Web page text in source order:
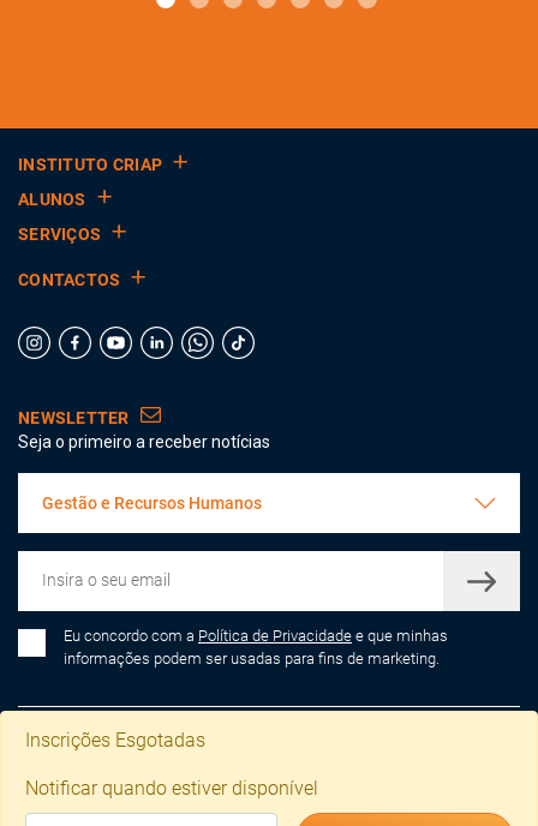
Inscrições Esgotadas
Notificar quando estiver disponível
INSTITUTO CRIAP
ALUNOS
SERVIÇOS
CONTACTOS
NEWSLETTER
Seja o primeiro a receber notícias
Gestão e Recursos Humanos
Eu concordo com a Política de Privacidade e que minhas
informações podem ser usadas para fins de marketing.
Copyright © 2026 Instituto CRIAP
Livro de Reclamações